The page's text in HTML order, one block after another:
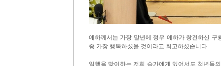
예하께서는 가장 말년에 정우 예하가 창건하신
중 가장 행복하셨을 것이라고 회고하셨습니다.
일행을 맞이하는 저희 승가에게 있어서도 청년들